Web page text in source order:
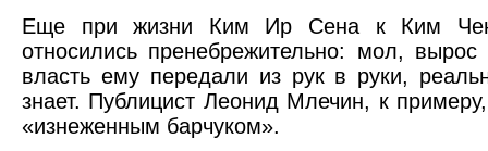
Еще при жизни Ким Ир Сена к Ким
относились пренебрежительно: мол,
власть ему передали из рук в руки,
знает. Публицист Леонид Млечин, к
«изнеженным барчуком».